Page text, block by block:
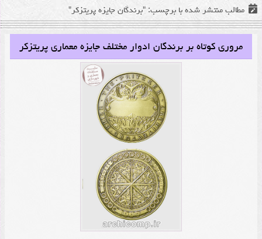
مطالب منتشر شده با برچسب: "برندگان جایزه پریتزکر"
مروری کوتاه بر برندگان ادوار مختلف جایزه معماری پریتزکر